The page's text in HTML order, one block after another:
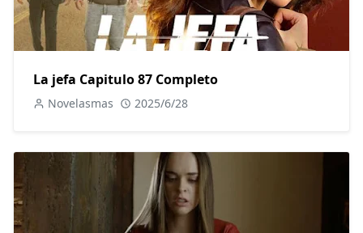
La jefa Capitulo 87 Completo
Novelasmas 2025/6/28